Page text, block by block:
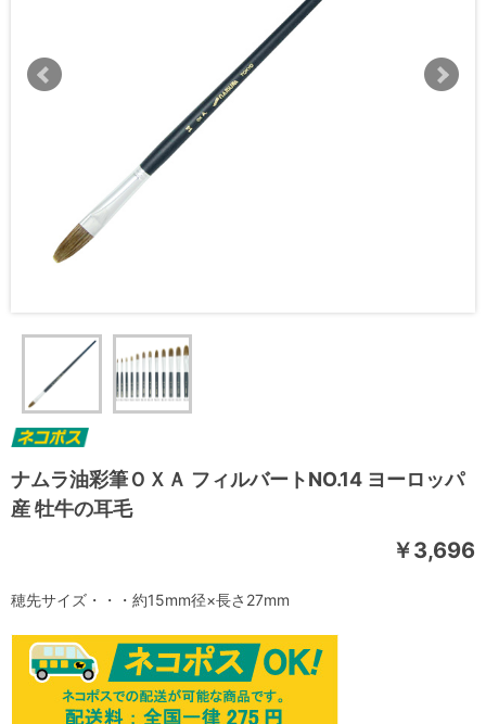
ナムラ油彩筆ＯＸＡ フィルバートNO.14 ヨーロッパ
産 牡牛の耳毛
￥3,696
穂先サイズ・・・約15mm径×長さ27mm